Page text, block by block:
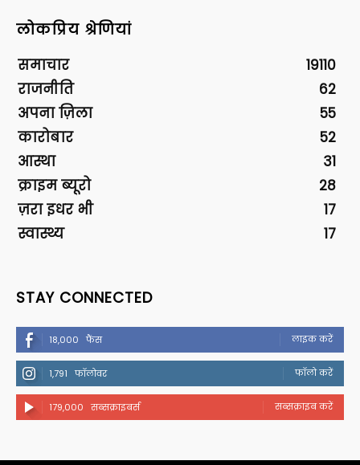
लोकप्रिय श्रेणियां
समाचार
19110
राजनीति
62
अपना ज़िला
55
कारोबार
52
आस्था
31
क्राइम ब्यूरो
28
ज़रा इधर भी
17
स्वास्थ्य
17
STAY CONNECTED
18,000 फैंस लाइक करें
1,791 फॉलोवर फॉलो करें
179,000 सब्सक्राइबर्स सब्सक्राइब करें